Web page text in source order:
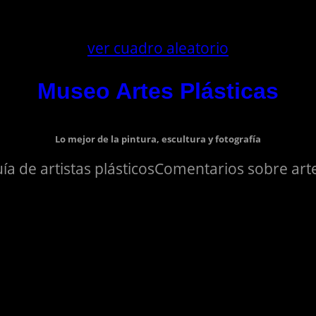
ver cuadro aleatorio
Museo Artes Plásticas
Lo mejor de la pintura, escultura y fotografía
de artistas plásticosComentarios sobre